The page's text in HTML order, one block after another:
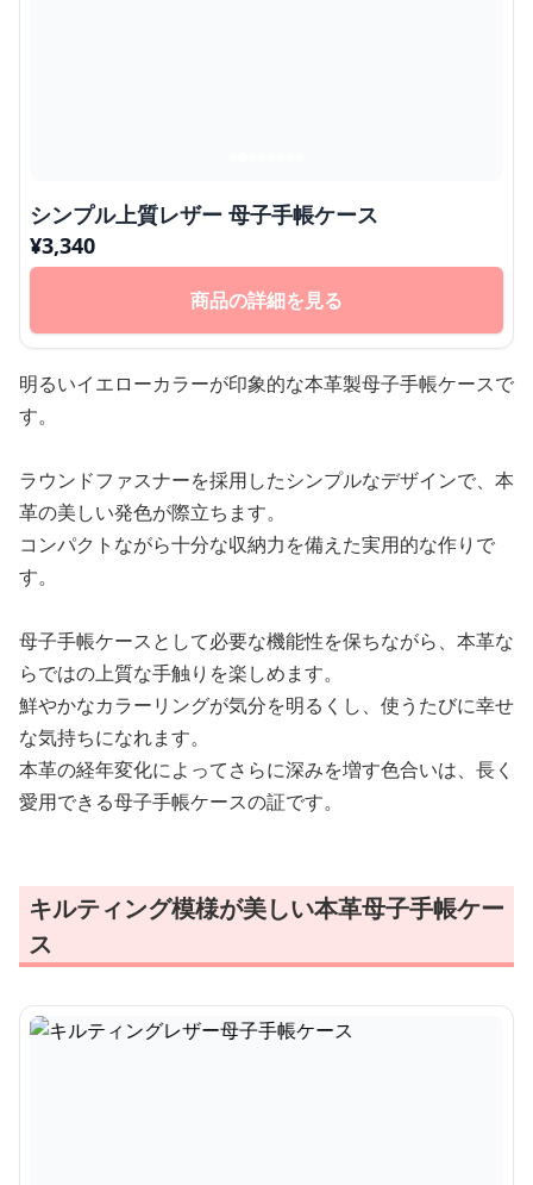
シンプル上質レザー 母子手帳ケース
¥3,340
商品の詳細を見る
明るいイエローカラーが印象的な本革製母子手帳ケースで
す。
ラウンドファスナーを採用したシンプルなデザインで、本
革の美しい発色が際立ちます。
コンパクトながら十分な収納力を備えた実用的な作りで
す。
母子手帳ケースとして必要な機能性を保ちながら、本革な
らではの上質な手触りを楽しめます。
鮮やかなカラーリングが気分を明るくし、使うたびに幸せ
な気持ちになれます。
本革の経年変化によってさらに深みを増す色合いは、長く
愛用できる母子手帳ケースの証です。
キルティング模様が美しい本革母子手帳ケー
ス